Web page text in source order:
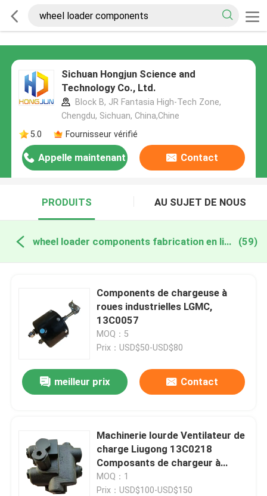
Sichuan Hongjun Science and
Technology Co., Ltd.
Block B, JR Fantasia High-Tech Zone,
Chengdu, Sichuan, China,Chine
5.0
Fournisseur vérifié
Appelle maintenant Contact
PRODUITS AU SUJET DE NOUS
wheel loader components fabrication en ligne (59)
Components de chargeuse à
roues industrielles LGMC,
13C0057
MOQ：5
Prix：USD$50-USD$80
meilleur prix Contact
Machinerie lourde Ventilateur de
charge Liugong 13C0218
Composants de chargeur à
roues
MOQ：1
Prix：USD$100-USD$150